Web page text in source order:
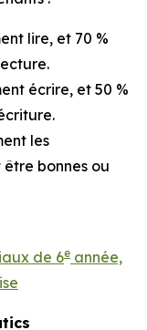
lire, et 70 %
écrire, et 50 %
les
bonnes ou
de 6e année,